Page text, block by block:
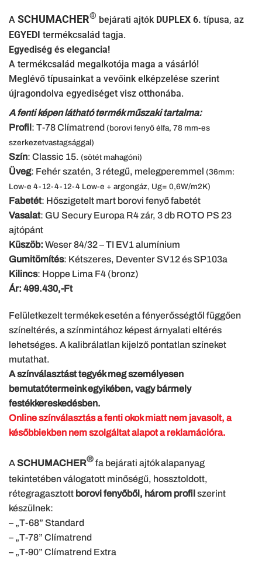
A SCHUMACHER® bejárati ajtók DUPLEX 6. típusa, az
EGYEDI termékcsalád tagja.
Egyediség és elegancia!
A termékcsalád megalkotója maga a vásárló!
Meglévő típusainkat a vevőink elképzelése szerint
újragondolva egyediséget visz otthonába.
A fenti képen látható termék műszaki tartalma:
Profil : T-78 Clímatrend (borovi fenyő élfa, 78 mm-es
szerkezetvastagsággal)
Szín: Classic 15. (sötét mahagóni)
Üveg: Fehér szatén, 3 rétegű, melegperemmel (36mm:
Low-e 4-12-4-12-4 Low-e + argongáz, Ug= 0,6W/m2K)
Fabetét: Hőszigetelt mart borovi fenyő fabetét
Vasalat: GU Secury Europa R4 zár, 3 db ROTO PS 23
ajtópánt
Küszöb: Weser 84/32 – TI EV1 alumínium
Gumitömítés: Kétszeres, Deventer SV12 és SP103a
Kilincs: Hoppe Lima F4 (bronz)
Ár: 499.430,-Ft
Felületkezelt termékek esetén a fényerősségtől függően
színeltérés, a színmintához képest árnyalati eltérés
lehetséges. A kalibrálatlan kijelző pontatlan színeket
mutathat.
A színválasztást tegyék meg személyesen
bemutatótermeink egyikében, vagy bármely
festékkereskedésben.
Online színválasztás a fenti okok miatt nem javasolt, a
későbbiekben nem szolgáltat alapot a reklamációra.
ASCHUMACHER®fa bejárati ajtók alapanyag
tekintetében válogatott minőségű, hossztoldott,
rétegragasztott borovi fenyőből, három profil szerint
készülnek:
– „T-68” Standard
– „T-78” Clímatrend
– „T-90” Clímatrend Extra